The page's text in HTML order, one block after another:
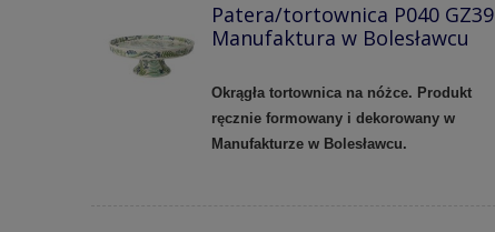
Patera/tortownica P040 GZ39
Manufaktura w Bolesławcu
Okrągła tortownica na nóżce. Produkt
ręcznie formowany i dekorowany w
Manufakturze w Bolesławcu.